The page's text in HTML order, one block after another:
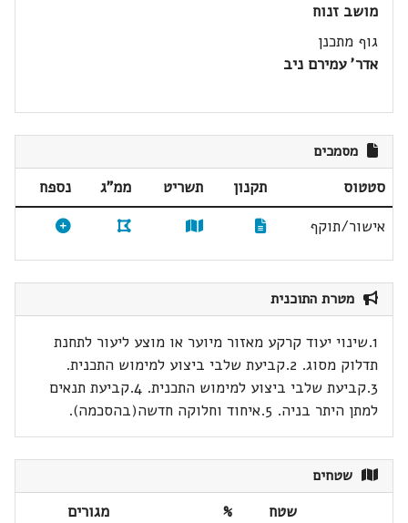
מושב זנוח
גוף מתכנן
אדר' עמירם ניב
מסמכים
סטטוס תקנון תשריט ממ"ג
נספח
אישור/תוקף
מטרת התוכנית
1.שינוי יעוד קרקע מאזור מיוער או מוצע ליעור לתחנת
תדלוק מסוג. 2.קביעת שלבי ביצוע למימוש התכנית.
3.קביעת שלבי ביצוע למימוש התכנית. 4.קביעת תנאים
למתן היתר בניה. 5.איחוד וחלוקה חדשה(בהסכמה).
שטחים
שטח
%
מגורים